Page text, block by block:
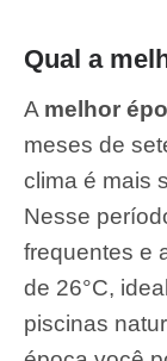
Qual a
A melhor
meses de
clima é mais
Nesse
frequentes e
de 26°C,
piscinas